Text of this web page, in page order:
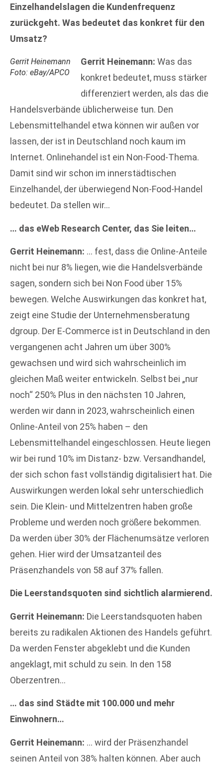
Einzelhandelslagen die Kundenfrequenz
zurückgeht. Was bedeutet das konkret für den
Umsatz?
Gerrit Heinemann
Foto: eBay/APCO
Gerrit Heinemann: Was das
konkret bedeutet, muss stärker
differenziert werden, als das die
Handelsverbände üblicherweise tun. Den
Lebensmittelhandel etwa können wir außen vor
lassen, der ist in Deutschland noch kaum im
Internet. Onlinehandel ist ein Non-Food-Thema.
Damit sind wir schon im innerstädtischen
Einzelhandel, der überwiegend Non-Food-Handel
bedeutet. Da stellen wir…
… das eWeb Research Center, das Sie leiten…
Gerrit Heinemann: … fest, dass die Online-Anteile
nicht bei nur 8% liegen, wie die Handelsverbände
sagen, sondern sich bei Non Food über 15%
bewegen. Welche Auswirkungen das konkret hat,
zeigt eine Studie der Unternehmensberatung
dgroup. Der E-Commerce ist in Deutschland in den
vergangenen acht Jahren um über 300%
gewachsen und wird sich wahrscheinlich im
gleichen Maß weiter entwickeln. Selbst bei „nur
noch“ 250% Plus in den nächsten 10 Jahren,
werden wir dann in 2023, wahrscheinlich einen
Online-Anteil von 25% haben – den
Lebensmittelhandel eingeschlossen. Heute liegen
wir bei rund 10% im Distanz- bzw. Versandhandel,
der sich schon fast vollständig digitalisiert hat. Die
Auswirkungen werden lokal sehr unterschiedlich
sein. Die Klein- und Mittelzentren haben große
Probleme und werden noch größere bekommen.
Da werden über 30% der Flächenumsätze verloren
gehen. Hier wird der Umsatzanteil des
Präsenzhandels von 58 auf 37% fallen.
Die Leerstandsquoten sind sichtlich alarmierend.
Gerrit Heinemann: Die Leerstandsquoten haben
bereits zu radikalen Aktionen des Handels geführt.
Da werden Fenster abgeklebt und die Kunden
angeklagt, mit schuld zu sein. In den 158
Oberzentren…
… das sind Städte mit 100.000 und mehr
Einwohnern…
Gerrit Heinemann: … wird der Präsenzhandel
seinen Anteil von 38% halten können. Aber auch